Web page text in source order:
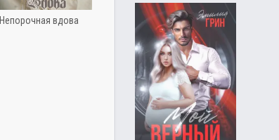
Непорочная вдова